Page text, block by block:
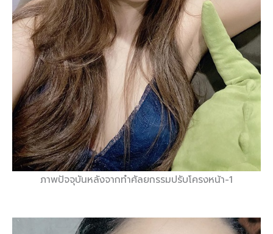
ภาพปัจจุบันหลังจากทำศัลยกรรมปรับโครงหน้า-1